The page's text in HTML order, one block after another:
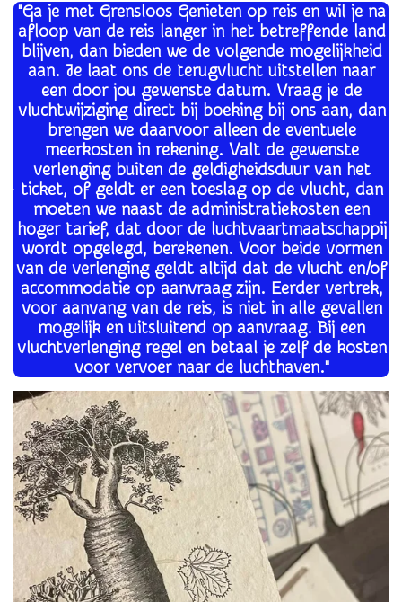
"Ga je met Grensloos Genieten op reis en wil je na
afloop van de reis langer in het betreffende land
blijven, dan bieden we de volgende mogelijkheid
aan. Je laat ons de terugvlucht uitstellen naar
een door jou gewenste datum. Vraag je de
vluchtwijziging direct bij boeking bij ons aan, dan
brengen we daarvoor alleen de eventuele
meerkosten in rekening. Valt de gewenste
verlenging buiten de geldigheidsduur van het
ticket, of geldt er een toeslag op de vlucht, dan
moeten we naast de administratiekosten een
hoger tarief, dat door de luchtvaartmaatschappij
wordt opgelegd, berekenen. Voor beide vormen
van de verlenging geldt altijd dat de vlucht en/of
accommodatie op aanvraag zijn. Eerder vertrek,
voor aanvang van de reis, is niet in alle gevallen
mogelijk en uitsluitend op aanvraag. Bij een
vluchtverlenging regel en betaal je zelf de kosten
voor vervoer naar de luchthaven."